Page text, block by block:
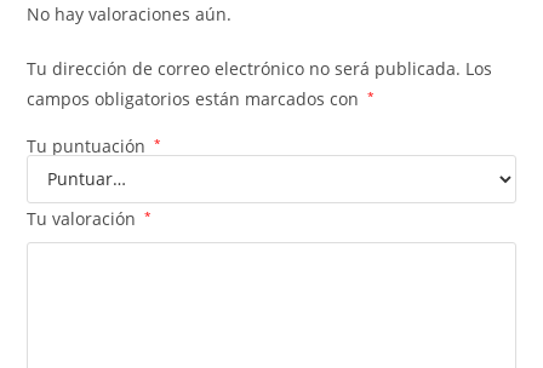
No hay valoraciones aún.
Tu dirección de correo electrónico no será publicada. Los
campos obligatorios están marcados con
*
Tu puntuación *
Tu valoración *